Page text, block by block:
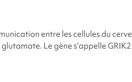
syndrome lié à GRIK2?
entre les cellules du
Le gène s’appelle